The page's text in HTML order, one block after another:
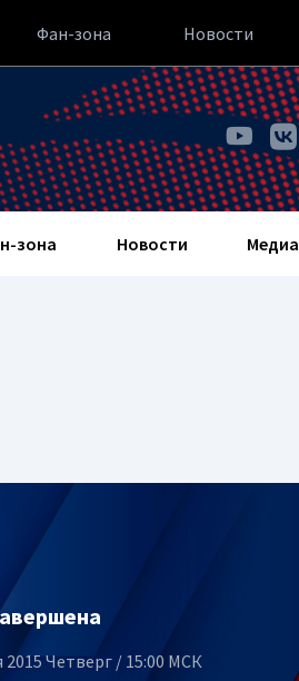
Фан-зона Новости
зона Новости Медиа
2015 Четверг / 15:00 МСК